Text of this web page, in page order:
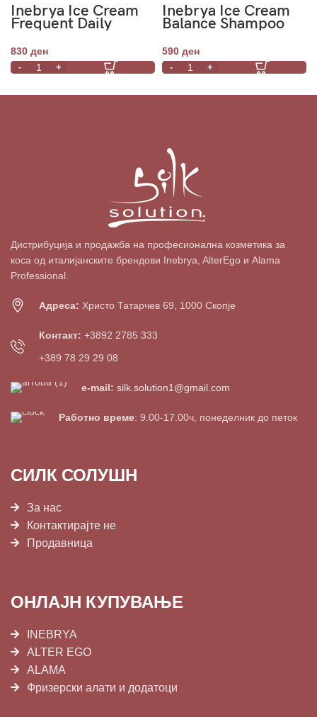
Inebrya Ice Cream
Frequent Daily
Shampoo 1000ml
830 ден
Inebrya Ice Cream
Balance Shampoo
590 ден
Дистрибуција и продажба на професионална козметика за
коса од италијанските брендови Inebrya, AlterEgo и Alama
Professional.
Адреса: Христо Татарчев 69, 1000 Скопје
Контакт: +3892 2785 333
+389 78 29 29 08
e-mail: silk.solution1@gmail.com
Работно време: 9.00-17.00ч, понеделник до петок
СИЛК СОЛУШН
За нас
Контактирајте не
Продавница
ОНЛАЈН КУПУВАЊЕ
INEBRYA
ALTER EGO
ALAMA
Фризерски алати и додатоци